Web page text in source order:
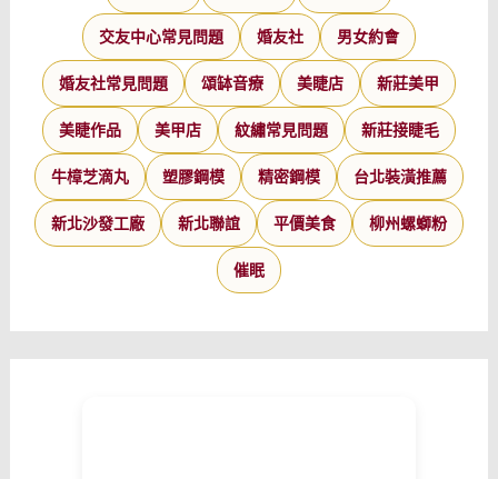
交友中心常見問題 婚友社 男女約會
婚友社常見問題 頌缽音療 美睫店 新莊美甲
美睫作品 美甲店 紋繡常見問題 新莊接睫毛
牛樟芝滴丸 塑膠鋼模 精密鋼模 台北裝潢推薦
新北沙發工廠 新北聯誼 平價美食 柳州螺螄粉
催眠